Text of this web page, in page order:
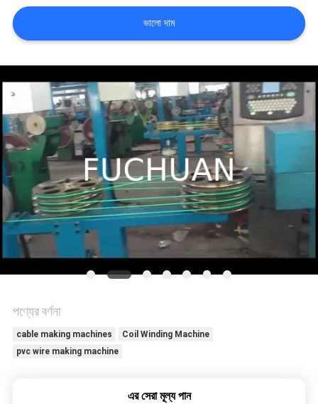
আমাদের
যোগাযোগ
খবর
মামলা
সাইট
ম্যাপ
POLICY
ভালো দাম
পণ্যের বর্ণনা
cable making machines
Coil Winding Machine
pvc wire making machine
এর সেরা মূল্য পান